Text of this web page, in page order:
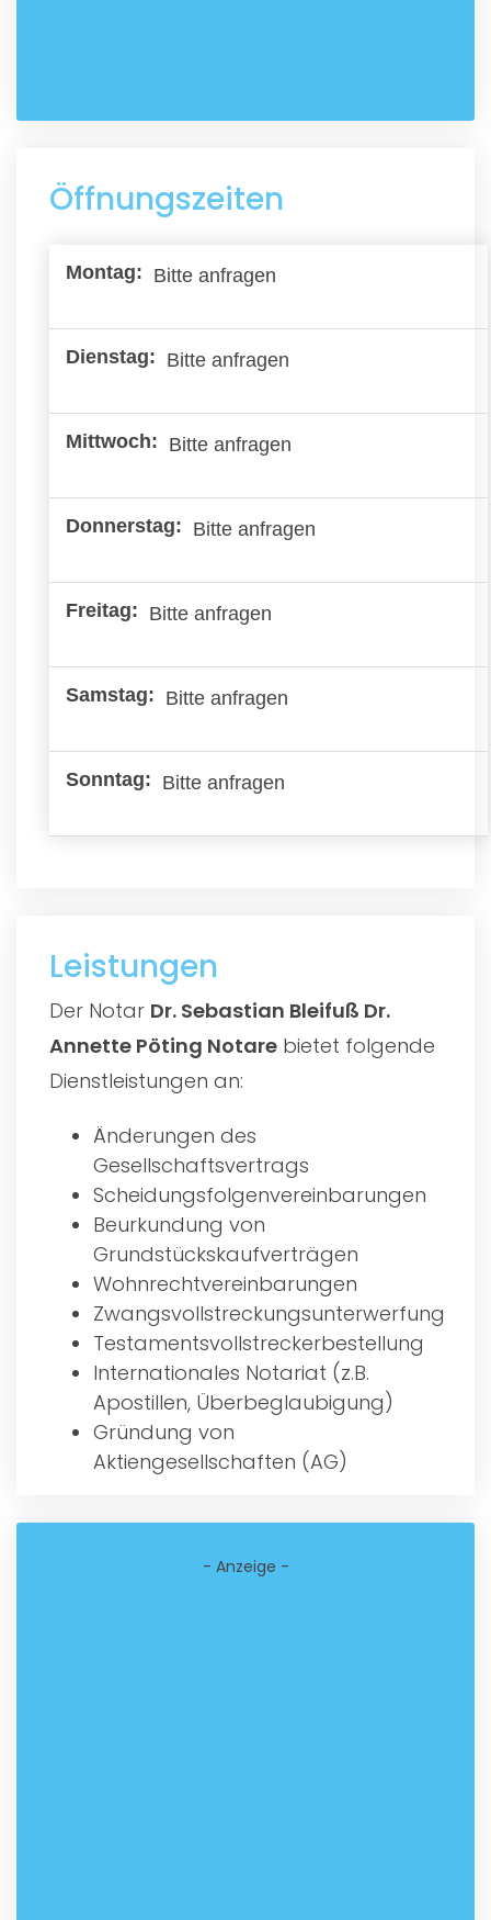
Öffnungszeiten
Bitte anfragen
Bitte anfragen
Bitte anfragen
Bitte anfragen
Bitte anfragen
Bitte anfragen
Bitte anfragen
Leistungen
Der Notar Dr. Sebastian Bleifuß Dr.
Annette Pöting Notare bietet folgende
Dienstleistungen an:
Änderungen des
Gesellschaftsvertrags
Scheidungsfolgenvereinbarungen
Beurkundung von
Grundstückskaufverträgen
Wohnrechtvereinbarungen
Zwangsvollstreckungsunterwerfung
Testamentsvollstreckerbestellung
Internationales Notariat (z.B.
Apostillen, Überbeglaubigung)
Gründung von
Aktiengesellschaften (AG)
- Anzeige -